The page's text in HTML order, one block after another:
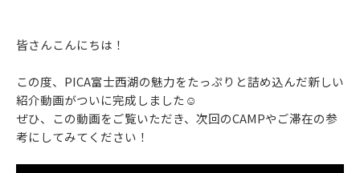
皆さんこんにちは！
この度、PICA富士西湖の魅力をたっぷりと詰め込んだ新しい
紹介動画がついに完成しました☺
ぜひ、この動画をご覧いただき、次回のCAMPやご滞在の参
考にしてみてください！